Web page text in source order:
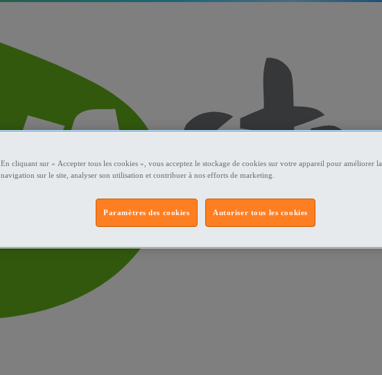
En cliquant sur « Accepter tous les cookies », vous acceptez le stockage de cookies sur votre appareil pour améliorer la
navigation sur le site, analyser son utilisation et contribuer à nos efforts de marketing.
Autoriser tous les cookies
Paramètres des cookies